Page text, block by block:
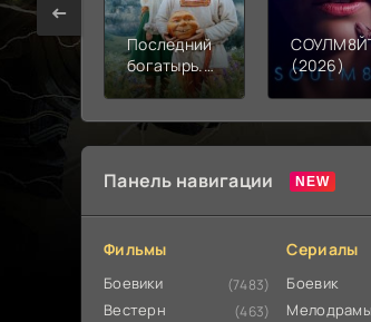
Последний
богатырь.
Колобок
(2026)
Панель навигации
Фильмы
Боевики (7483)
Вестерн (463)
Сериалы
Боевик
Мелодрамы